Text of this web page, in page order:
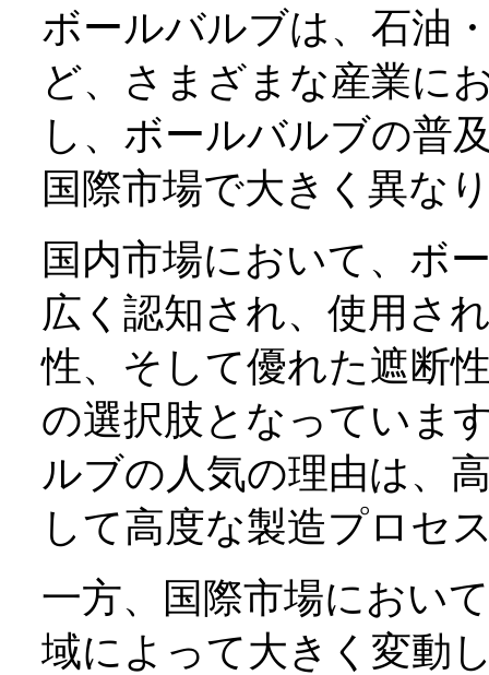
ボールバルブは、石油
ど、さまざまな産業に
し、ボールバルブの普
国際市場で大きく異な
国内市場において、ボ
広く認知され、使用さ
性、そして優れた遮断
の選択肢となっていま
ルブの人気の理由は、
して高度な製造プロセ
一方、国際市場におい
域によって大きく変動